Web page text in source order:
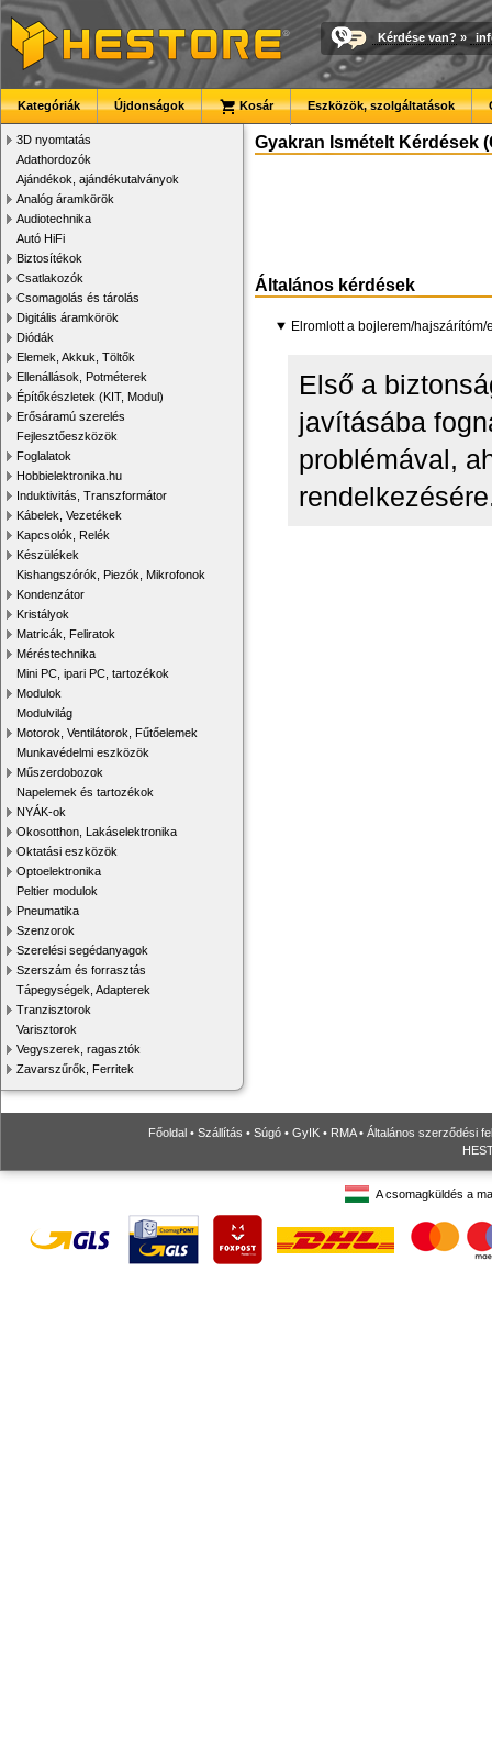
Kérdése van? »
Kategóriák Újdonságok Kosár Eszközök, szolgáltatások
3D nyomtatás
Adathordozók
Ajándékok, ajándékutalványok
Analóg áramkörök
Audiotechnika
Autó HiFi
Biztosítékok
Csatlakozók
Csomagolás és tárolás
Digitális áramkörök
Diódák
Elemek, Akkuk, Töltők
Ellenállások, Potméterek
Építőkészletek (KIT, Modul)
Erősáramú szerelés
Fejlesztőeszközök
Foglalatok
Hobbielektronika.hu
Induktivitás, Transzformátor
Kábelek, Vezetékek
Kapcsolók, Relék
Készülékek
Kishangszórók, Piezók, Mikrofonok
Kondenzátor
Kristályok
Matricák, Feliratok
Méréstechnika
Mini PC, ipari PC, tartozékok
Modulok
Modulvilág
Motorok, Ventilátorok, Fűtőelemek
Munkavédelmi eszközök
Műszerdobozok
Napelemek és tartozékok
NYÁK-ok
Okosotthon, Lakáselektronika
Oktatási eszközök
Optoelektronika
Peltier modulok
Pneumatika
Szenzorok
Szerelési segédanyagok
Szerszám és forrasztás
Tápegységek, Adapterek
Tranzisztorok
Varisztorok
Vegyszerek, ragasztók
Zavarszűrők, Ferritek
Gyakran Ismételt Kérdések
Általános kérdések
Elromlott a bojlerem/
Első a
javításába
problémával,
Főoldal • Szállítás • Súgó • GyIK • RMA• Általános szerződési
A csomagküldés a